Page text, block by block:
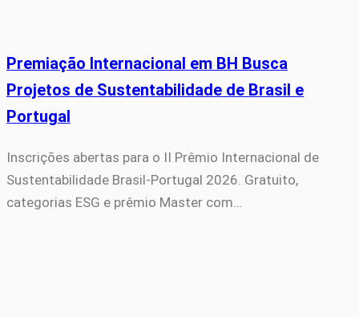
Premiação Internacional em BH Busca
Projetos de Sustentabilidade de Brasil e
Portugal
Inscrições abertas para o II Prêmio Internacional de
Sustentabilidade Brasil-Portugal 2026. Gratuito,
categorias ESG e prêmio Master com…